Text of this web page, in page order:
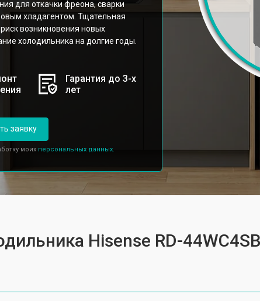
для откачки фреона, сварки
хладагентом. Тщательная
возникновения новых
холодильника на долгие годы.
Гарантия до 3-х
лет
заявку
моих персональных данных.
Hisense RD-